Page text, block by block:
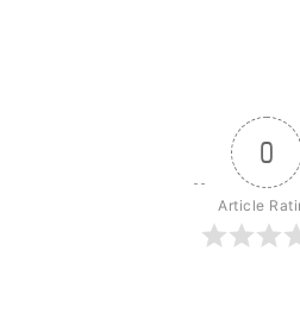
0
Article